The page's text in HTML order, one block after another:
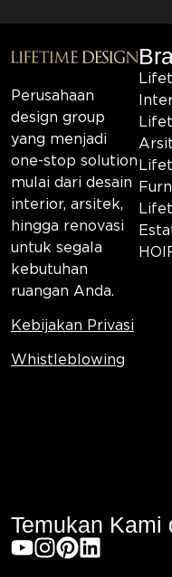
Perusahaan
design group
yang menjadi
one-stop solution
mulai dari desain
interior, arsitek,
hingga renovasi
untuk segala
kebutuhan
ruangan Anda.
Kebijakan Privasi
Whistleblowing
Temukan Kami